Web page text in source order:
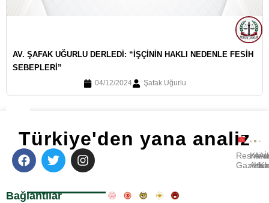
AV. ŞAFAK UĞURLU DERLEDI: “İŞÇININ HAKLI NEDENLE FESIH
SEBEPLERI”
04/12/2024 Şafak Uğurlu
Türkiye'den yana analiz
Bağlantılar
Resmi
Gazete